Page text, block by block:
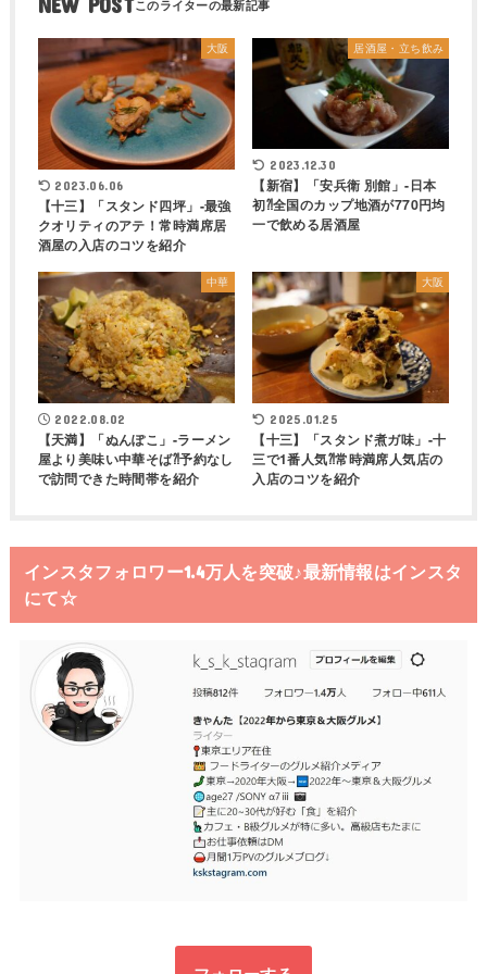
大阪
2023.06.06
【十三】「スタンド四坪」-最強
クオリティのアテ！常時満席居
酒屋の入店のコツを紹介
居酒屋・立ち飲み
2023.12.30
【新宿】「安兵衛 別館」-日本
初⁈全国のカップ地酒が770円均
一で飲める居酒屋
中華
2022.08.02
【天満】「ぬんぽこ」-ラーメン
屋より美味い中華そば⁈予約なし
で訪問できた時間帯を紹介
大阪
2025.01.25
【十三】「スタンド煮ガ味」-十
三で1番人気⁈常時満席人気店の
入店のコツを紹介
インスタフォロワー1.4万人を突破♪最新情報はインスタ
にて☆